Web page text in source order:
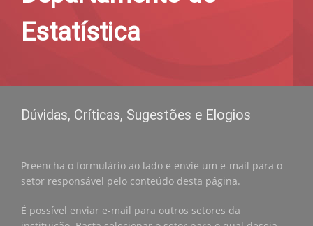
Estatística
Dúvidas, Críticas, Sugestões e Elogios
Preencha o formulário ao lado e envie um e-mail para o
setor responsável pelo conteúdo desta página.
É possível enviar e-mail para outros setores da